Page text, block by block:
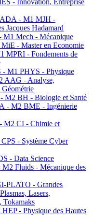
- Innovation, Entreprise
- M1 MJH -
Jacques Hadamard
Mech - Mécanique
- Master en Economie
MPRI - Fondements de
M1 PHYS - Physique
AAG - Analyse,
M2 BH - Biologie et Santé
- M2 BME - Ingénierie
M2 CI - Chimie et
- Système Cyber
- Data Science
Fluids - Mécanique des
PLATO - Grandes
Lasers,
Tokamaks
- Physique des Hautes